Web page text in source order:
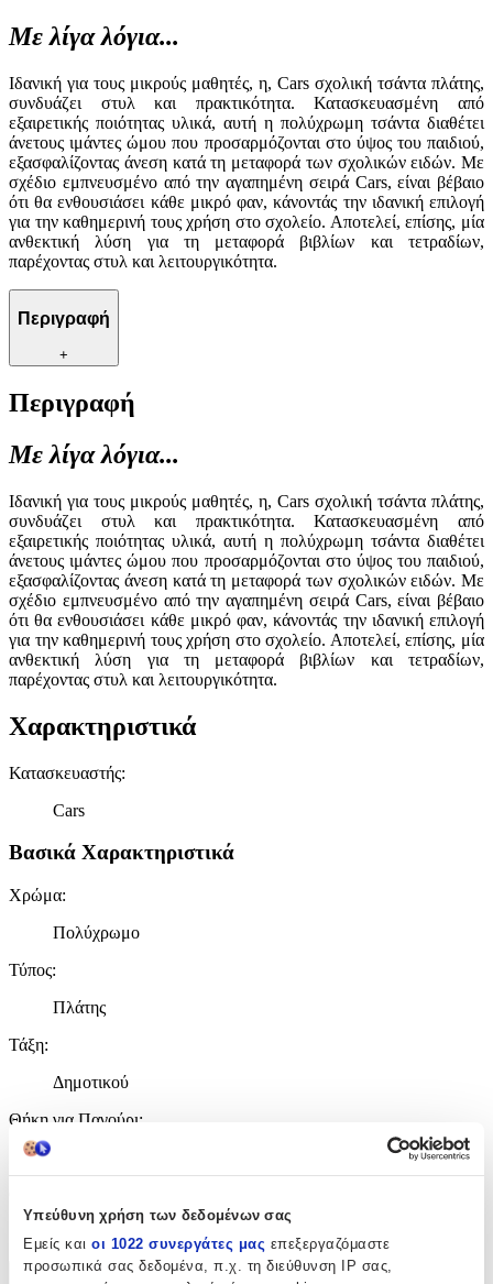
Υπεύθυνη χρήση των δεδομένων σας
Εμείς και οι 1022 συνεργάτες μας επεξεργαζόμαστε
προσωπικά σας δεδομένα, π.χ. τη διεύθυνση IP σας,
Με λίγα λόγια...
Ιδανική για τους μικρούς μαθητές, η, Cars σχολική τσάντα πλάτης,
συνδυάζει στυλ και πρακτικότητα. Κατασκευασμένη από
εξαιρετικής ποιότητας υλικά, αυτή η πολύχρωμη τσάντα διαθέτει
άνετους ιμάντες ώμου που προσαρμόζονται στο ύψος του παιδιού,
εξασφαλίζοντας άνεση κατά τη μεταφορά των σχολικών ειδών. Με
σχέδιο εμπνευσμένο από την αγαπημένη σειρά Cars, είναι βέβαιο
ότι θα ενθουσιάσει κάθε μικρό φαν, κάνοντάς την ιδανική επιλογή
για την καθημερινή τους χρήση στο σχολείο. Αποτελεί, επίσης, μία
ανθεκτική λύση για τη μεταφορά βιβλίων και τετραδίων,
παρέχοντας στυλ και λειτουργικότητα.
Περιγραφή
+
Περιγραφή
Με λίγα λόγια...
Ιδανική για τους μικρούς μαθητές, η, Cars σχολική τσάντα πλάτης,
συνδυάζει στυλ και πρακτικότητα. Κατασκευασμένη από
εξαιρετικής ποιότητας υλικά, αυτή η πολύχρωμη τσάντα διαθέτει
άνετους ιμάντες ώμου που προσαρμόζονται στο ύψος του παιδιού,
εξασφαλίζοντας άνεση κατά τη μεταφορά των σχολικών ειδών. Με
σχέδιο εμπνευσμένο από την αγαπημένη σειρά Cars, είναι βέβαιο
ότι θα ενθουσιάσει κάθε μικρό φαν, κάνοντάς την ιδανική επιλογή
για την καθημερινή τους χρήση στο σχολείο. Αποτελεί, επίσης, μία
ανθεκτική λύση για τη μεταφορά βιβλίων και τετραδίων,
παρέχοντας στυλ και λειτουργικότητα.
Χαρακτηριστικά
Κατασκευαστής:
Cars
Βασικά Χαρακτηριστικά
Χρώμα:
Πολύχρωμο
Τύπος:
Πλάτης
Τάξη:
Δημοτικού
Θήκη για Παγούρι: